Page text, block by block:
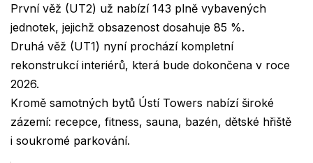
První věž (UT2) už nabízí 143 plně vybavených
jednotek, jejichž obsazenost dosahuje 85 %.
Druhá věž (UT1) nyní prochází kompletní
rekonstrukcí interiérů, která bude dokončena v roce
2026.
Kromě samotných bytů Ústí Towers nabízí široké
zázemí: recepce, fitness, sauna, bazén, dětské hřiště
i soukromé parkování.